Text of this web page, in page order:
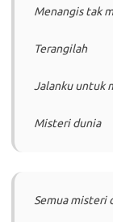
Menangis tak
Terangilah
Jalanku untuk
Misteri dunia
Semua misteri